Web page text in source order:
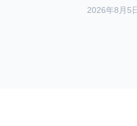
2026年8月5